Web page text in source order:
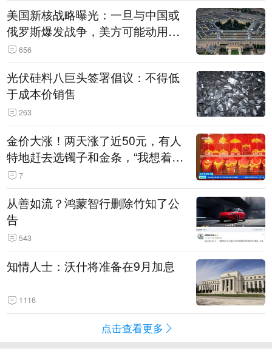
美国新核战略曝光：一旦与中国或
俄罗斯爆发战争，美方可能动用战
术核武器
656
光伏硅料八巨头签署倡议：不得低
于成本价销售
263
金价大涨！两天涨了近50元，有人
特地赶去选镯子和金条，“我想着买
起来可以保值，小批量进一些货”
7
从善如流？鸿蒙智行删除竹知了公
告
543
知情人士：沃什将准备在9月加息
1116
点击查看更多